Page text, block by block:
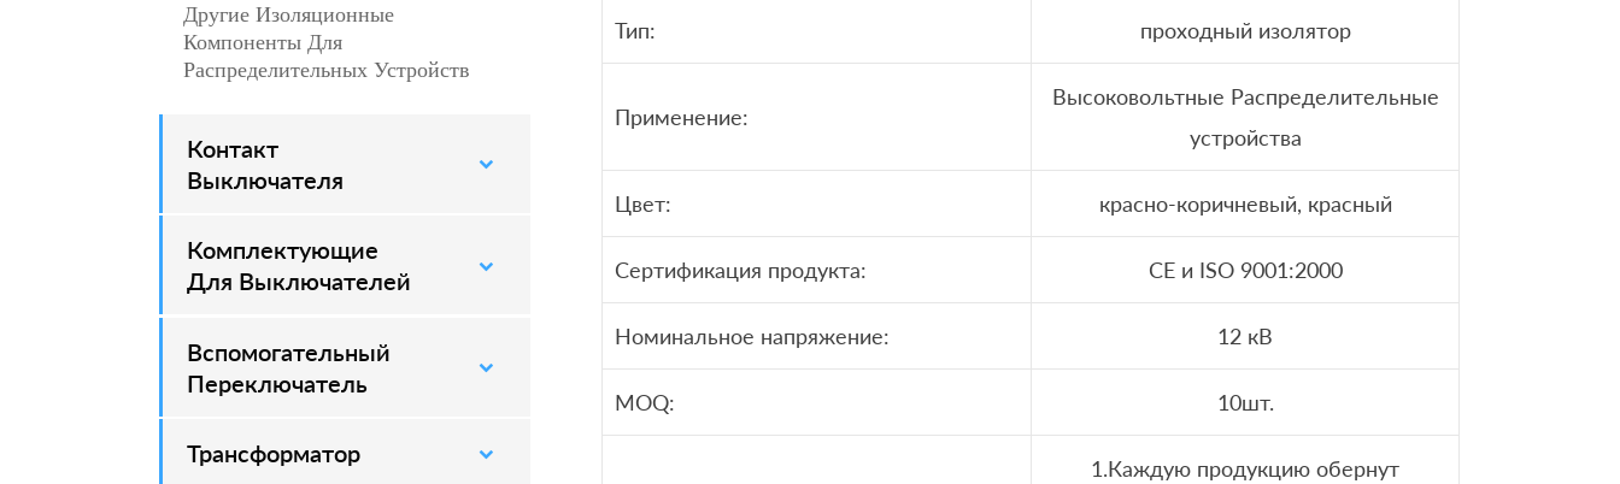
Другие Изоляционные
Компоненты Для
Распределительных Устройств
–
Контакт
Выключателя
–
Комплектующие
Для Выключателей
–
Вспомогательный
Переключатель
–
Трансформатор
Тип: проходный изолятор
Применение:
Высоковольтные Распределительные
устройства
Цвет: красно-коричневый, красный
Сертификация продукта: CE и ISO 9001:2000
Номинальное напряжение: 12 кВ
MOQ: 10шт.
1.Каждую продукцию обернут